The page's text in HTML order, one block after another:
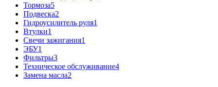
Тормоза5
Подвеска2
Гидроусилитель руля1
Втулки1
Свечи зажигания1
ЭБУ1
Фильтры3
Техническое обслуживание4
Замена масла2